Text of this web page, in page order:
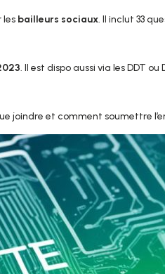
les bailleurs sociaux. Il inclut 33
. Il est dispo aussi via les DDT ou
joindre et comment soumettre